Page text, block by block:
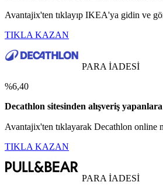
Avantajix'ten tıklayıp IKEA'ya gidin ve
TIKLA KAZAN
PARA İADESİ
%6,40
Decathlon sitesinden alışveriş
Avantajix'ten tıklayarak Decathlon online
TIKLA KAZAN
PARA İADESİ